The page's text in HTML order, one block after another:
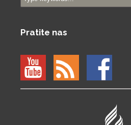
Pratite nas